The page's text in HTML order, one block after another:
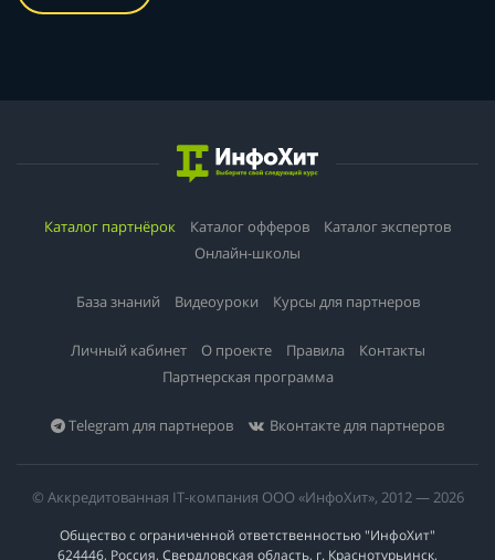
Каталог партнёрок Каталог офферов
Каталог экспертов
Онлайн-школы
База знаний Видеоуроки Курсы для партнеров
Личный кабинет О проекте Правила
Контакты
Партнерская программа
Telegram для партнеров Вконтакте для партнеров
© Аккредитованная IT-компания ООО «ИнфоХит», 2012 — 2026
Общество с ограниченной ответственностью "ИнфоХит"
624446, Россия, Свердловская область, г. Краснотурьинск,